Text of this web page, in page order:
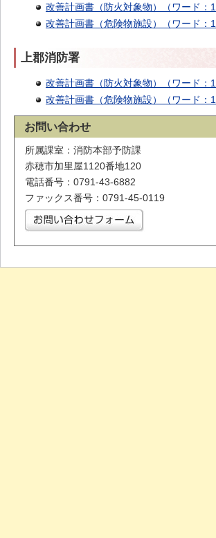
改善計画書（防火対象物）（ワード：
改善計画書（危険物施設）（ワード：
上郡消防署
改善計画書（防火対象物）（ワード：
改善計画書（危険物施設）（ワード：
お問い合わせ
所属課室：消防本部予防課
赤穂市加里屋1120番地120
電話番号：0791-43-6882
ファックス番号：0791-45-0119